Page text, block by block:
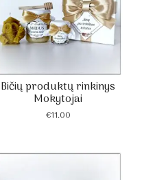
Bičių produktų rinkinys
Mokytojai
€11.00